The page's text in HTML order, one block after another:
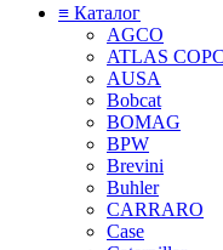
≡ Каталог
AGCO
ATLAS
AUSA
Bobcat
BOMAG
BPW
Brevini
Buhler
CARRARO
Case